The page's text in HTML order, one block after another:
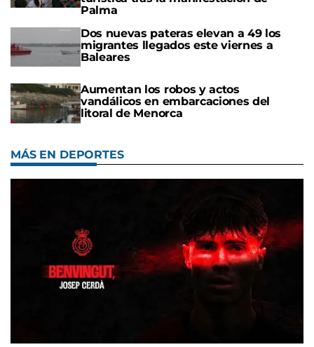
Palma
Dos nuevas pateras elevan a 49 los
migrantes llegados este viernes a
Baleares
Aumentan los robos y actos
vandálicos en embarcaciones del
litoral de Menorca
MÁS EN DEPORTES